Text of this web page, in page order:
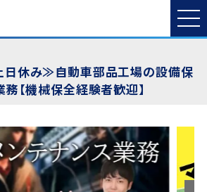
休み≫自動車部品工場の設備保
務【機械保全経験者歓迎】